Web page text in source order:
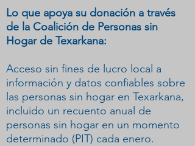
Lo que apoya su donación a través
de la Coalición de Personas sin
Hogar de Texarkana:
Acceso sin fines de lucro local a
información y datos confiables sobre
las personas sin hogar en Texarkana,
incluido un recuento anual de
personas sin hogar en un momento
determinado (PIT) cada enero.